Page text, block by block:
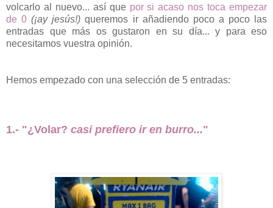
volcarlo al nuevo... así que por si acaso nos toca empezar
de 0 (¡ay jesús!) queremos ir añadiendo poco a poco las
entradas que más os gustaron en su día... y para eso
necesitamos vuestra opinión.
Hemos empezado con una selección de 5 entradas:
1.- "¿Volar? casi prefiero ir en burro..."